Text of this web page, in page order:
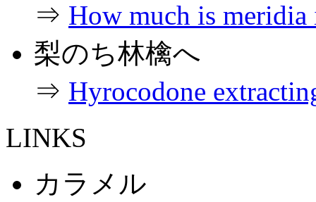
⇒ How much is meridia
梨のち林檎へ
⇒ Hyrocodone
LINKS
カラメル